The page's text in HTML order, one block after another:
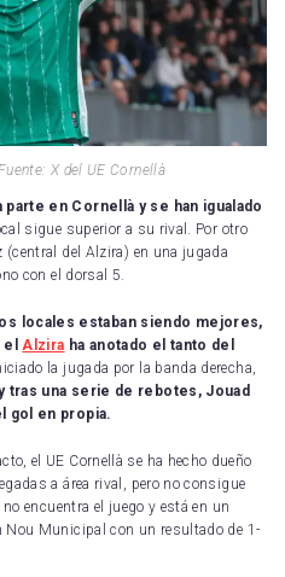
X del UE Cornellà
en Cornellà y se han igualado
sigue superior a su rival. Por otro
(central del Alzira) en una jugada
con el dorsal 5.
locales estaban siendo mejores,
elAlzira ha anotado el tanto del
la jugada por la banda derecha,
tras una serie de rebotes, Jouad
gol en propia.
el UE Cornellà se ha hecho dueño
a área rival, pero no consigue
encuentra el juego y está en un
Nou Municipal con un resultado de 1-